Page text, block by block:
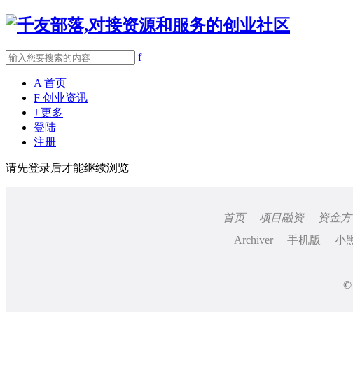
f
A 首页
F 创业资讯
J 更多
登陆
注册
请先登录后才能继续浏览
首页 项目融资 资金方
Archiver
手机版 小
©